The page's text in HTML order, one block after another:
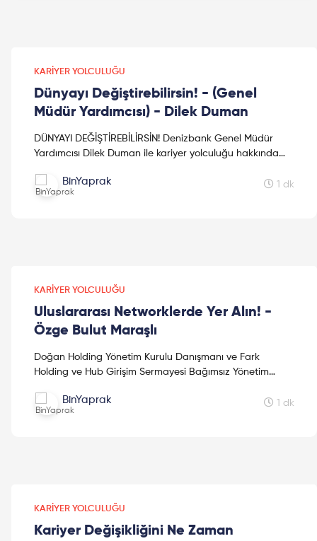
KARIYER YOLCULUĞU
Dünyayı Değiştirebilirsin! - (Genel
Müdür Yardımcısı) - Dilek Duman
DÜNYAYI DEĞİŞTİREBİLİRSİN! Denizbank Genel Müdür
Yardımcısı Dilek Duman ile kariyer yolculuğu hakkında
BinYaprak 1 dk
KARIYER YOLCULUĞU
Uluslararası Networklerde Yer Alın! -
Özge Bulut Maraşlı
Doğan Holding Yönetim Kurulu Danışmanı ve Fark
Holding ve Hub Girişim Sermayesi Bağımsız Yönetim
hakkında ...BinYaprak 1 dk
KARIYER YOLCULUĞU
Kariyer Değişikliğini Ne Zaman